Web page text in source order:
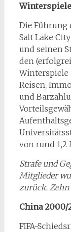
Winterspiele
Die Führung
Salt Lake
und seinen
den
Winterspiele
Reisen,
und
von rund 1,2
Strafe und
Mitglieder
zurück. Zehn
China 2000/
FIFA-